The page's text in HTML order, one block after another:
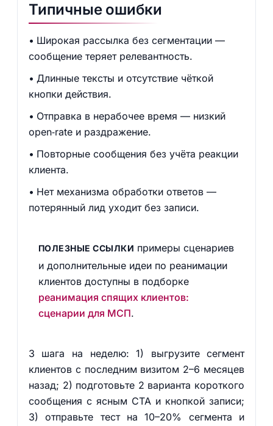
Типичные ошибки
Широкая рассылка без сегментации —
сообщение теряет релевантность.
Длинные тексты и отсутствие чёткой
кнопки действия.
Отправка в нерабочее время — низкий
open‑rate и раздражение.
Повторные сообщения без учёта реакции
клиента.
Нет механизма обработки ответов —
потерянный лид уходит без записи.
ПОЛЕЗНЫЕ ССЫЛКИ примеры сценариев
и дополнительные идеи по реанимации
клиентов доступны в подборке
реанимация спящих клиентов:
сценарии для МСП.
3 шага на неделю: 1) выгрузите сегмент
клиентов с последним визитом 2–6 месяцев
назад; 2) подготовьте 2 варианта короткого
сообщения с ясным CTA и кнопкой записи;
3) отправьте тест на 10–20% сегмента и